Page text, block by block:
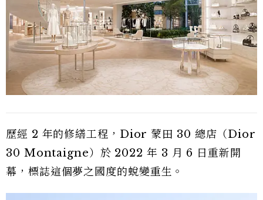
歷經 2 年的修繕工程，Dior 蒙田 30 總店（Dior
30 Montaigne）於 2022 年 3 月 6 日重新開
幕，標誌這個夢之國度的蛻變重生。